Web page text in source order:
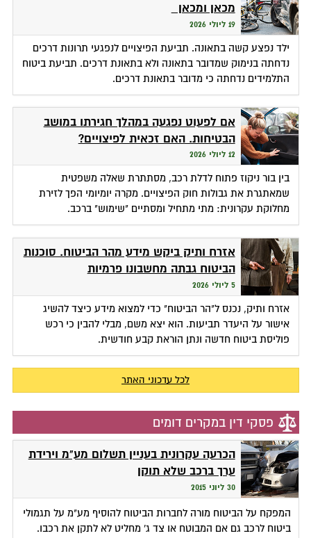
מכאן ומכאן
19 ליולי 2026
ילד נפצע קשה בתאונה. תביעת הפיצויים לנפגעי תרונות דרכים
נדחתה בנימוק שמדובר בתאונה ולא בתאונת דרכים. תביעת ביטוח
התלמידים נדחתה כי מדובר בתאונת דרכים.
אם לפעוט נפגעה במהלך חגירתו במושב
הבטיחות. האם זכאית לפיצויים?
12 ליולי 2026
בין בור ניקוז פתוח לדלת רכב, מסתתרת שאלה משפטית
שמאתגרת את גבולות חוק הפיצויים. מקרה יומיומי הפך לזירת
מחלוקת עקרונית: מתי מתחיל ומסתיים "שימוש" ברכב.
אזרח ותיק ביקש מידע מהר הביטוח. סוכנות
הביטוח גבתה מחשבונו פרמיות
5 ליולי 2026
אזרח ותיק, נכנס ל"הר הביטוח" כדי למצוא מידע כיצד להשיג
אישור על היעדר תביעות. הוא יצא משם, מבלי להבין כי רכש
פוליסת ביטוח חדשה ונתן הוראת קבע חודשית.
לכל עדכוני האתר
פסקי דין במקרים דומים
הכרעה עקרונית בעניין תשלום מע"מ וירידת
ערך ברכב שלא תוקן
30 ליוני 2015
המפקח על הביטוח מורה לחברות הביטוח להוסיף מע"מ על תגמולי
ביטוח לרכב גם אם המבוטח או צד ג' מחליט לא לתקן את רכבו.